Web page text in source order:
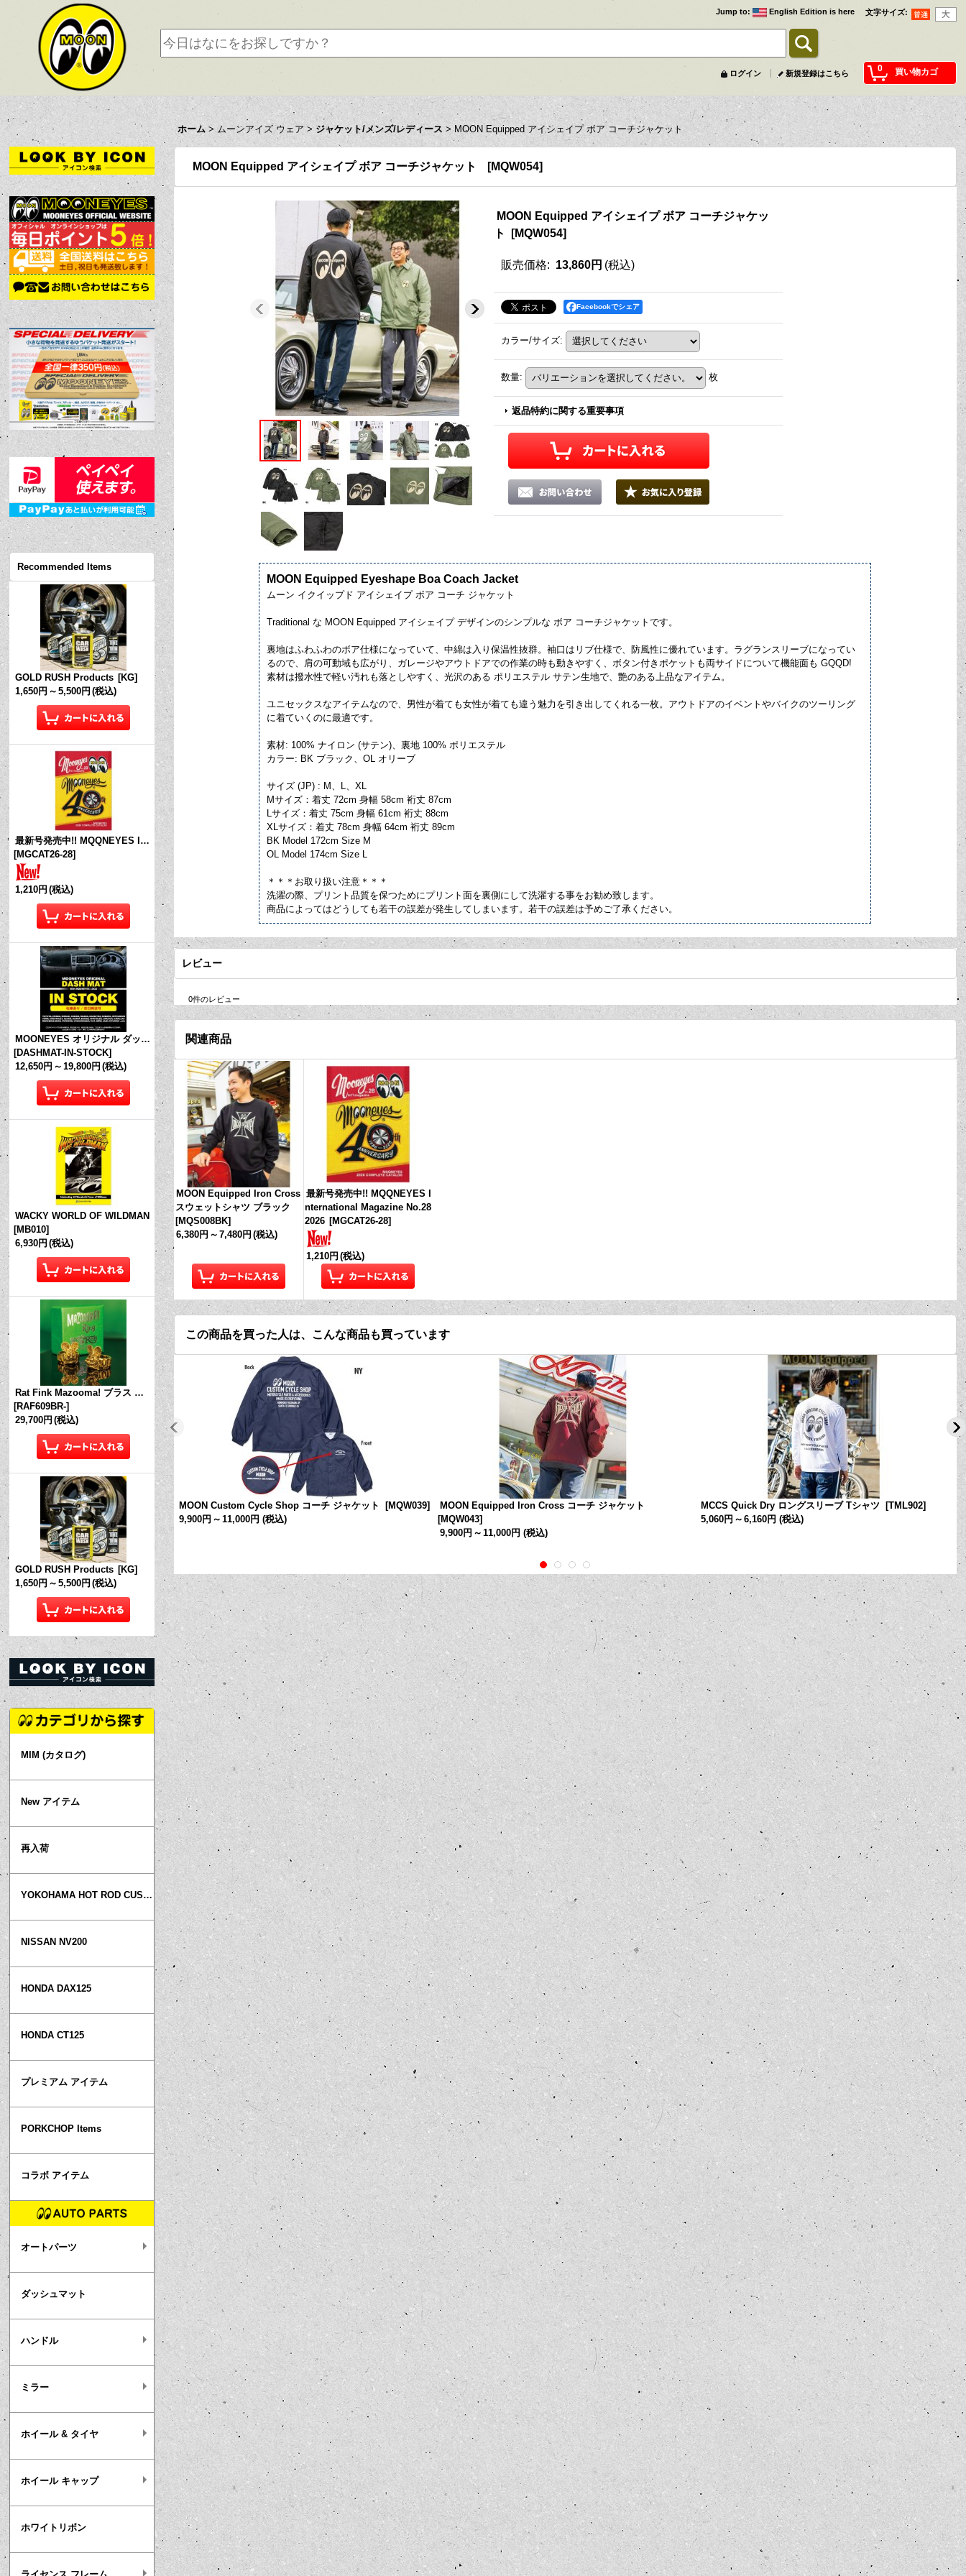
文字サイズ:
Jump to: English Edition is here
0 買い物カゴ
ログイン 新規登録はこちら
ホーム > ムーンアイズ ウェア > ジャケット/メンズ/レディース > MOON Equipped アイシェイプ ボア コーチジャケット
Recommended Items
GOLD RUSH Products [KG]
1,650円 ～ 5,500円 (税込)
最新号発売中!! MQQNEYES International Magazine No.28 2026
[MGCAT26-28]
1,210円 (税込)
MOONEYES オリジナル ダッシュマット (in Stock!)
[DASHMAT-IN-STOCK]
12,650円 ～ 19,800円 (税込)
WACKY WORLD OF WILDMAN
[MB010]
6,930円 (税込)
Rat Fink Mazooma! ブラス リング
[RAF609BR-]
29,700円 (税込)
GOLD RUSH Products [KG]
1,650円 ～ 5,500円 (税込)
MIM (カタログ)
New アイテム
再入荷
YOKOHAMA HOT ROD CUSTOM SHOW
NISSAN NV200
HONDA DAX125
HONDA CT125
プレミアム アイテム
PORKCHOP Items
コラボ アイテム
オートパーツ
ダッシュマット
ハンドル
ミラー
ホイール & タイヤ
ホイール キャップ
ホワイトリボン
MOON Equipped アイシェイプ ボア コーチジャケット [MQW054]
MOON Equipped アイシェイプ ボア コーチジャケッ
ト
[MQW054]
販売価格: 13,860円 (税込)
Facebookでシェア
カラー/サイズ:
数量: 枚
返品特約に関する重要事項
MOON Equipped Eyeshape Boa Coach Jacket
ムーン イクイップド アイシェイプ ボア コーチ ジャケット
Traditional な MOON Equipped アイシェイプ デザインのシンプルな ボア コーチジャケットです。
裏地はふわふわのボア仕様になっていて、中綿は入り保温性抜群。袖口はリブ仕様で、防風性に優れています。ラグランスリーブになってい
るので、肩の可動域も広がり、ガレージやアウトドアでの作業の時も動きやすく、ボタン付きポケットも両サイドについて機能面も GQQD!
素材は撥水性で軽い汚れも落としやすく、光沢のある ポリエステル サテン生地で、艶のある上品なアイテム。
ユニセックスなアイテムなので、男性が着ても女性が着ても違う魅力を引き出してくれる一枚。アウトドアのイベントやバイクのツーリング
に着ていくのに最適です。
素材: 100% ナイロン (サテン)、裏地 100% ポリエステル
カラー: BK ブラック、OL オリーブ
サイズ (JP) : M、L、XL
Mサイズ：着丈 72cm 身幅 58cm 裄丈 87cm
Lサイズ：着丈 75cm 身幅 61cm 裄丈 88cm
XLサイズ：着丈 78cm 身幅 64cm 裄丈 89cm
BK Model 172cm Size M
OL Model 174cm Size L
＊＊＊お取り扱い注意＊＊＊
洗濯の際、プリント品質を保つためにプリント面を裏側にして洗濯する事をお勧め致します。
商品によってはどうしても若干の誤差が発生してしまいます。若干の誤差は予めご了承ください。
レビュー
0件のレビュー
関連商品
MOON Equipped Iron Cross
スウェットシャツ ブラック
[MQS008BK]
6,380円 ～ 7,480円 (税込)
最新号発売中!! MQQNEYES I
nternational Magazine No.28
2026 [MGCAT26-28]
1,210円 (税込)
この商品を買った人は、こんな商品も買っています
MOON Custom Cycle Shop コーチ ジャケット [MQW039]
9,900円 ～ 11,000円 (税込)
MOON Equipped Iron Cross コーチ ジャケット
[MQW043]
9,900円 ～ 11,000円 (税込)
MCCS Quick Dry ロングスリーブ Tシャツ [TML902]
5,060円 ～ 6,160円 (税込)